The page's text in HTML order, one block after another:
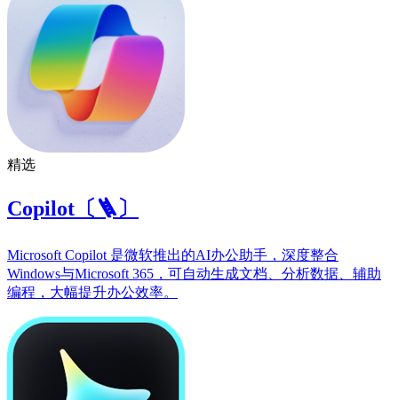
精选
Copilot〔🪜〕
Microsoft Copilot 是微软推出的AI办公助手，深度整合
Windows与Microsoft 365，可自动生成文档、分析数据、辅助
编程，大幅提升办公效率。